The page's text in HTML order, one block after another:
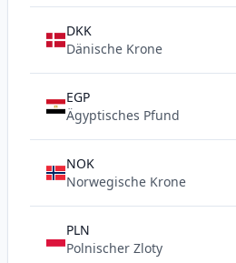
DKK
Dänische Krone
EGP
Ägyptisches Pfund
NOK
Norwegische Krone
PLN
Polnischer Zloty